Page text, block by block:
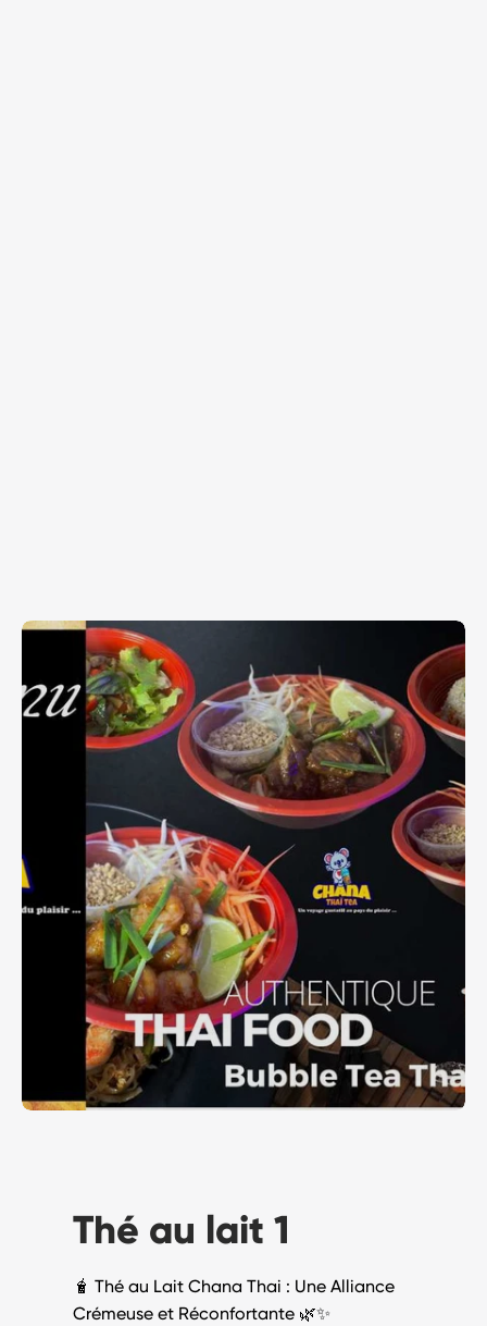
Thé au lait 1
🧋Thé au Lait Chana Thai : Une Alliance
Crémeuse et Réconfortante 🌿✨